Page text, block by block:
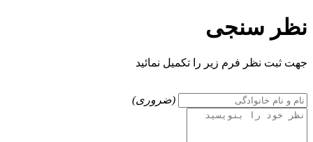
نظر سنجی
جهت ثبت نظر فرم زیر را تکمیل نمائید
(ضروری)